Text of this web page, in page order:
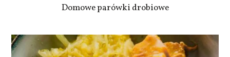
Domowe parówki drobiowe